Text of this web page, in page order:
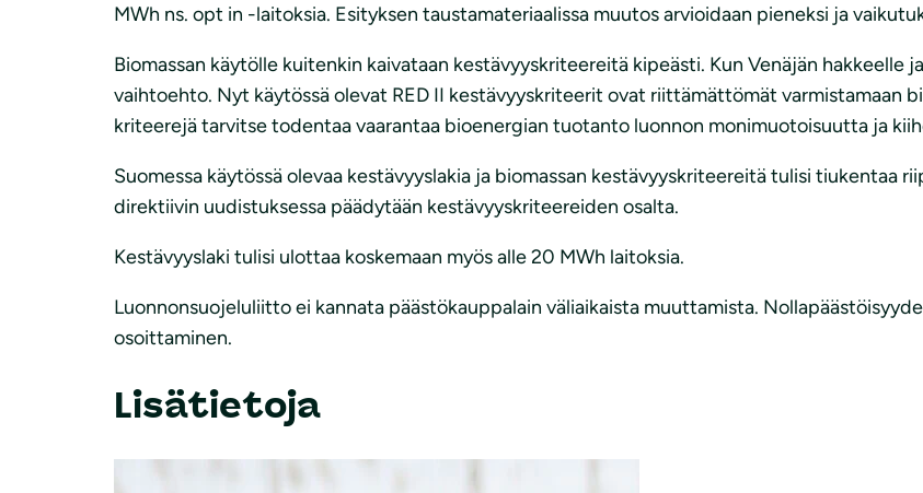
MWh ns. opt in -laitoksia. Esityksen taustamateriaalissa muutos arvioidaan pieneksi ja
Biomassan käytölle kuitenkin kaivataan kestävyyskriteereitä kipeästi. Kun Venäjän hakkeelle
vaihtoehto. Nyt käytössä olevat RED II kestävyyskriteerit ovat riittämättömät varmistamaan
kriteerejä tarvitse todentaa vaarantaa bioenergian tuotanto luonnon monimuotoisuutta ja
Suomessa käytössä olevaa kestävyyslakia ja biomassan kestävyyskriteereitä tulisi tiukentaa
direktiivin uudistuksessa päädytään kestävyyskriteereiden osalta.
Kestävyyslaki tulisi ulottaa koskemaan myös alle 20 MWh laitoksia.
Luonnonsuojeluliitto ei kannata päästökauppalain väliaikaista muuttamista.
osoittaminen.
Lisätietoja